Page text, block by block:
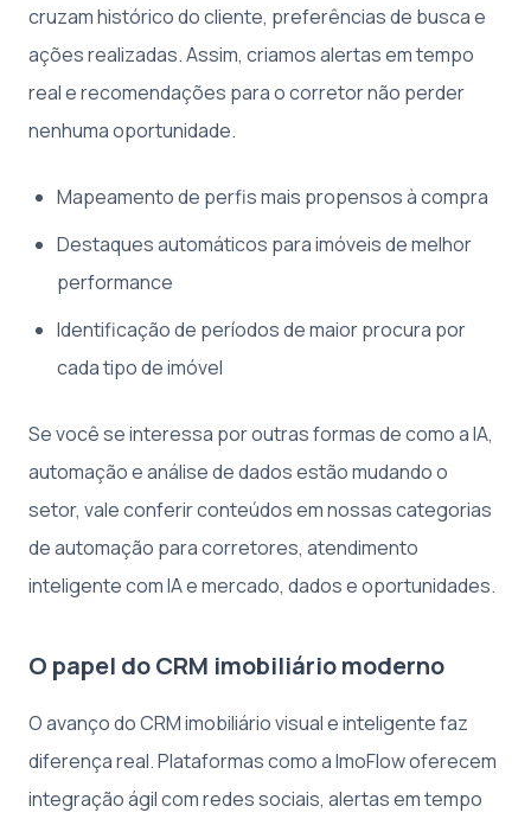
cruzam histórico do cliente, preferências de busca e
ações realizadas. Assim, criamos alertas em tempo
real e recomendações para o corretor não perder
nenhuma oportunidade.
Mapeamento de perfis mais propensos à compra
Destaques automáticos para imóveis de melhor
performance
Identificação de períodos de maior procura por
cada tipo de imóvel
Se você se interessa por outras formas de como a IA,
automação e análise de dados estão mudando o
setor, vale conferir conteúdos em nossas categorias
de automação para corretores, atendimento
inteligente com IA e mercado, dados e oportunidades.
O papel do CRM imobiliário moderno
O avanço do CRM imobiliário visual e inteligente faz
diferença real. Plataformas como a ImoFlow oferecem
integração ágil com redes sociais, alertas em tempo